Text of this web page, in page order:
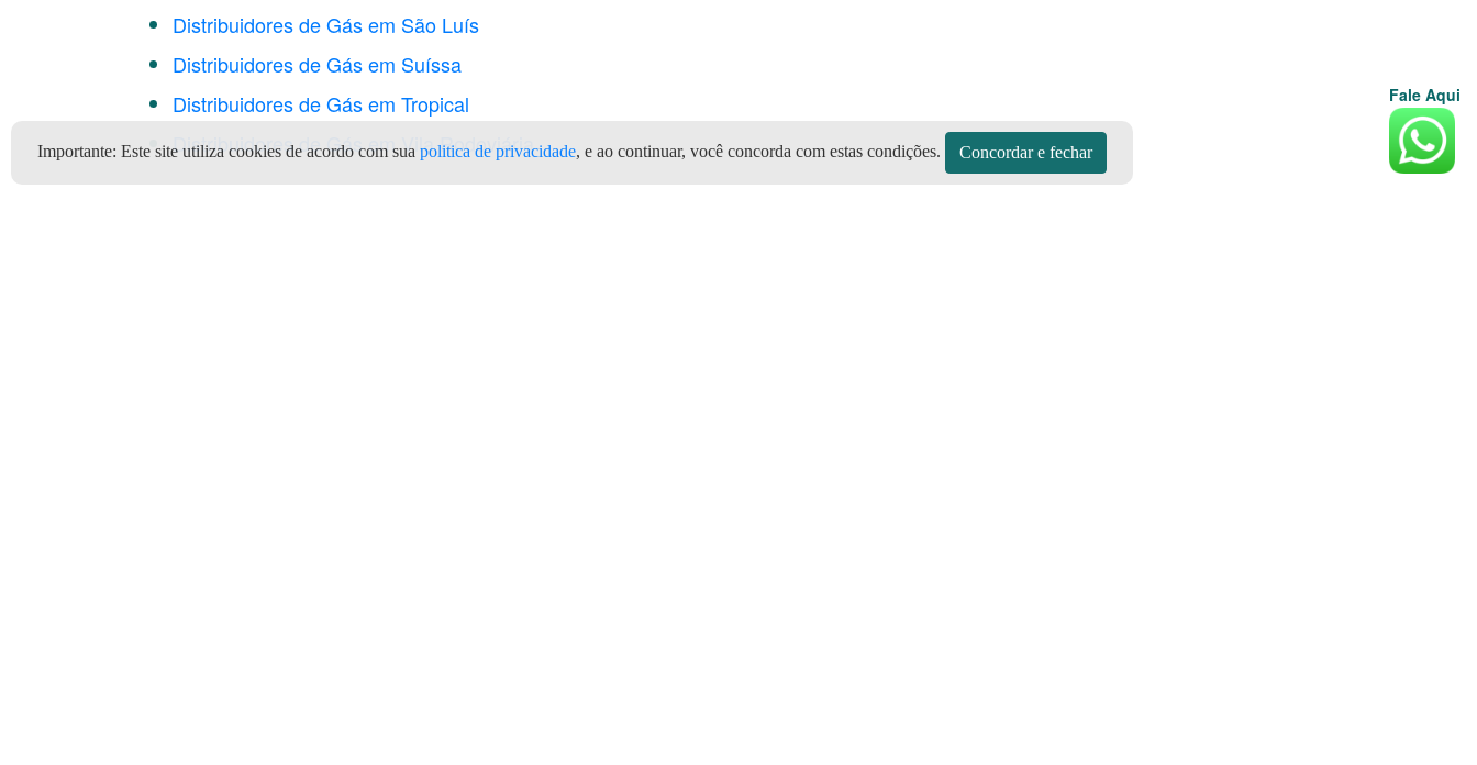
Distribuidores de Gás em São Luís
Distribuidores de Gás em Suíssa
Distribuidores de Gás em Tropical
Distribuidores de Gás em Vila Rodoviária
Fale Aqui
Importante: Este site utiliza cookies de acordo com suapolitica de privacidade, e ao continuar, você concorda com estas condições. Concordar e fechar